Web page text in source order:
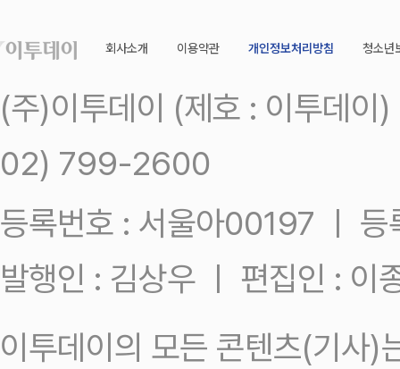
회사소개 이용약관 개인정보처리방침 청소년
(주)이투데이 (제호 : 이투데
02) 799-2600
등록번호 : 서울아00197 ㅣ
발행인 : 김상우 ㅣ 편집인 : 이
이투데이의 모든 콘텐츠(기사)